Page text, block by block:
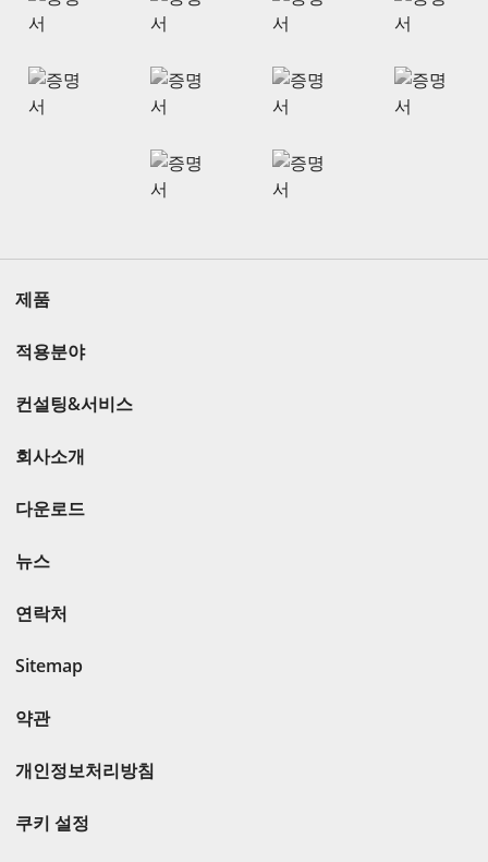
제품
적용분야
컨설팅&서비스
회사소개
다운로드
뉴스
연락처
Sitemap
약관
개인정보처리방침
쿠키 설정